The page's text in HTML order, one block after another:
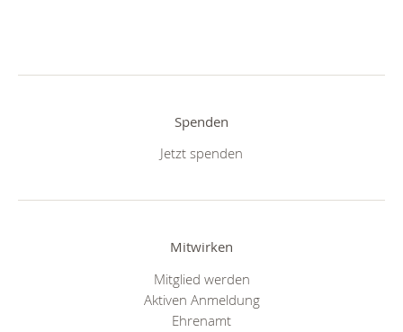
Spenden
Jetzt spenden
Mitwirken
Mitglied werden
Aktiven Anmeldung
Ehrenamt